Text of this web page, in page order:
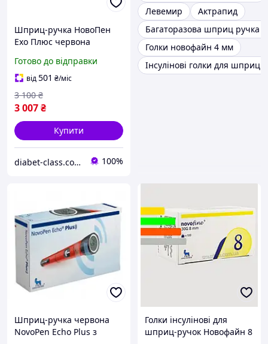
Шприц-ручка НовоПен
Ехо Плюс червона
зберіганням пам'яті та
NFC
Готово до відправки
від501 ₴/міс
3 007₴
3 100 ₴
Купити
diabet-class.com.ua - товары для диабетиков по самым низким ценам 100%
Левемир
Актрапид
Багаторазова шприц ручка
Голки новофайн 4 мм
Інсулінові голки для шприц
Шприц-ручка червона
NovoPen Echo Plus з
Голки інсулінові для
шприц-ручок Новофайн 8